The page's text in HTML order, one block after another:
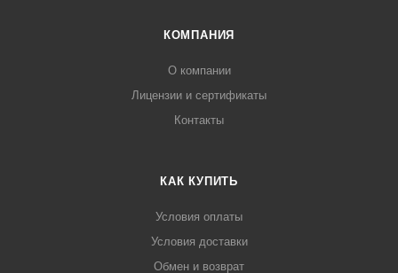
КОМПАНИЯ
О компании
Лицензии и сертификаты
Контакты
КАК КУПИТЬ
Условия оплаты
Условия доставки
Обмен и возврат